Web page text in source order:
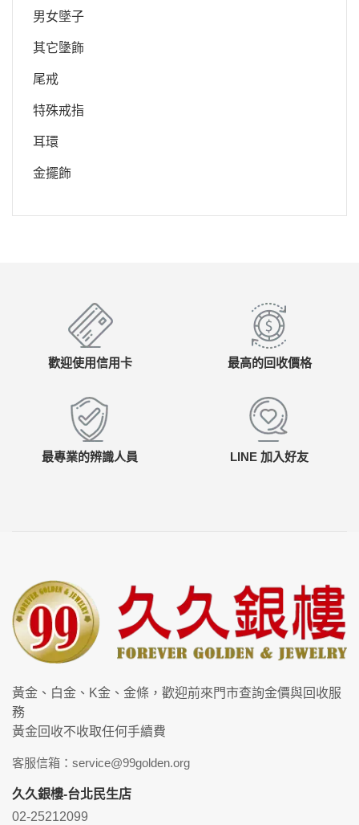
男女墜子
其它墬飾
尾戒
特殊戒指
耳環
金擺飾
歡迎使用信用卡 最高的回收價格
最專業的辨識人員 LINE 加入好友
黃金、白金、K金、金條，歡迎前來門市查詢金價與回收服
務
黃金回收不收取任何手續費
客服信箱：service@99golden.org
久久銀樓-台北民生店
02-25212099